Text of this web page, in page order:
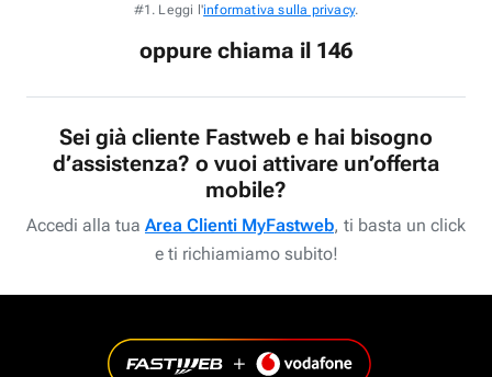
#1. Leggi l'informativa sulla privacy.
oppure chiama il 146
Sei già cliente Fastweb e hai bisogno
d’assistenza? o vuoi attivare un’offerta
mobile?
Accedi alla tua Area Clienti MyFastweb, ti basta un click
e ti richiamiamo subito!